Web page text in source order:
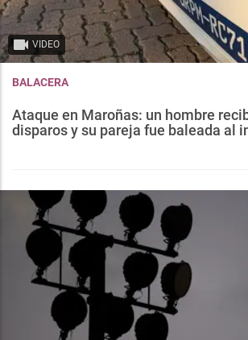
VIDEO
BALACERA
Ataque en Maroñas: un hombre
disparos y su pareja fue baleada al